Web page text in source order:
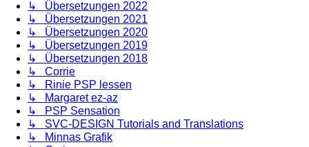
↳ Übersetzungen 2022
↳ Übersetzungen 2021
↳ Übersetzungen 2020
↳ Übersetzungen 2019
↳ Übersetzungen 2018
↳ Corrie
↳ Rinie PSP lessen
↳ Margaret ez-az
↳ PSP Sensation
↳ SVC-DESIGN Tutorials and Translations
↳ Minnas Grafik